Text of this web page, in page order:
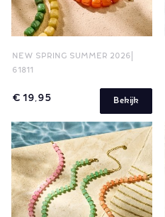
NEW SPRING SUMMER 2026
61811
€ 19,95 Bekijk